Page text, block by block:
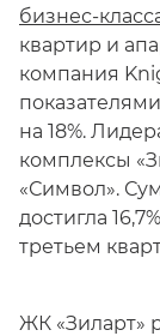
бизнес-
квартир и
компания
на 18%.
комплексы
«Символ».
достигла
третьем
ЖК «Зиларт»